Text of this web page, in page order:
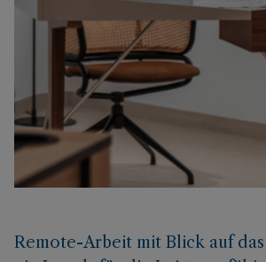
Remote-Arbeit mit Blick auf